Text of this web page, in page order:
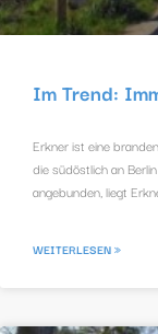
Im Trend:
Erkner ist eine
die südöstlich an
angebunden, liegt
WEITERLESEN »